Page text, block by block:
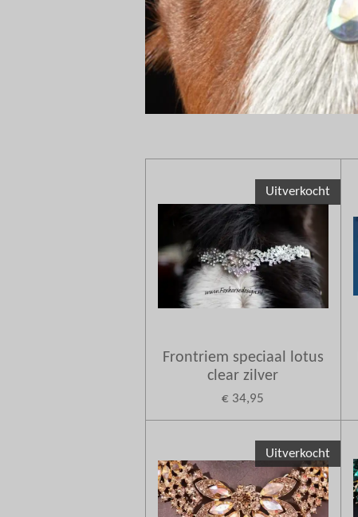
Uitverkocht
Frontriem speciaal lotus
clear zilver
€ 34,95
Uitverkocht